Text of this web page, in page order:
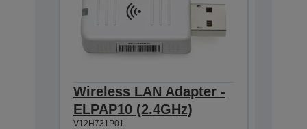
Wireless LAN Adapter -
ELPAP10 (2.4GHz)
V12H731P01